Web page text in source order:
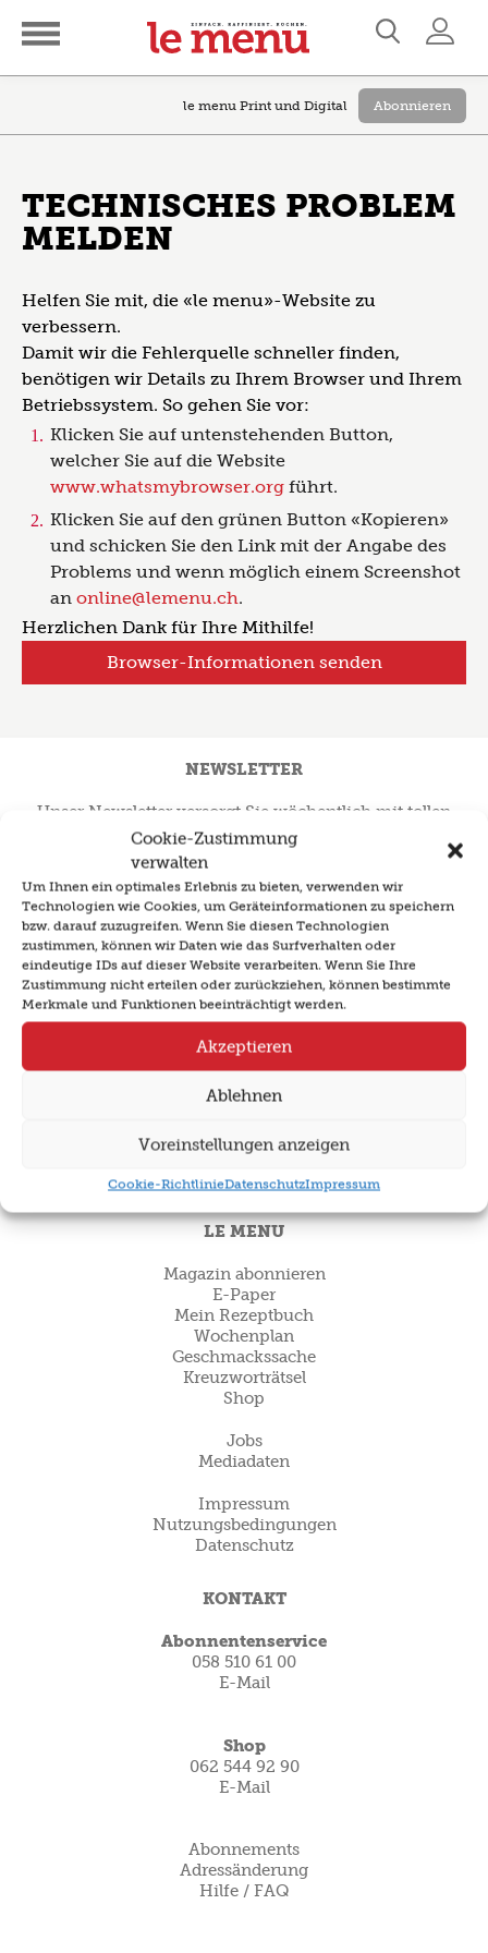
Cookie-Zustimmung
verwalten
Um Ihnen ein optimales Erlebnis zu bieten, verwenden wir
Technologien wie Cookies, um Geräteinformationen zu speichern
bzw. darauf zuzugreifen. Wenn Sie diesen Technologien
zustimmen, können wir Daten wie das Surfverhalten oder
eindeutige IDs auf dieser Website verarbeiten. Wenn Sie Ihre
Zustimmung nicht erteilen oder zurückziehen, können bestimmte
Merkmale und Funktionen beeinträchtigt werden.
Akzeptieren
Ablehnen
Voreinstellungen anzeigen
Cookie-RichtlinieDatenschutzImpressum
le menu Print und Digital Abonnieren
TECHNISCHES PROBLEM
MELDEN
Helfen Sie mit, die «le menu»-Website zu
verbessern.
Damit wir die Fehlerquelle schneller finden,
benötigen wir Details zu Ihrem Browser und Ihrem
Betriebssystem. So gehen Sie vor:
Klicken Sie auf untenstehenden Button,
welcher Sie auf die Website
www.whatsmybrowser.org führt.
Klicken Sie auf den grünen Button «Kopieren»
und schicken Sie den Link mit der Angabe des
Problems und wenn möglich einem Screenshot
an online@lemenu.ch.
Herzlichen Dank für Ihre Mithilfe!
Browser-Informationen senden
NEWSLETTER
Unser Newsletter versorgt Sie wöchentlich mit tollen
Rezeptideen und hilfreichen Tipps & Tricks für die
Mit dem Wochenplan erhalten Sie einfache & saisonale
Menüvorschläge für die ganze Woche! Unsere Antwort
auf die Frage: «Was soll ich heute kochen?»
Newsletter abonnieren
KOCHWISSEN
Kulipedia
Gut zu wissen
LE MENU
Magazin abonnieren
E-Paper
Mein Rezeptbuch
Wochenplan
Geschmackssache
Kreuzworträtsel
Shop
Jobs
Mediadaten
Impressum
Nutzungsbedingungen
Datenschutz
KONTAKT
Abonnentenservice
058 510 61 00
E-Mail
Shop
062 544 92 90
E-Mail
Abonnements
Adressänderung
Hilfe / FAQ